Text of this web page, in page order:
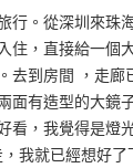
行。從深圳來珠
住，直接給一個
去到房間 ，走廊
面有造型的大鏡
看，我覺得是燈
我就已經想好